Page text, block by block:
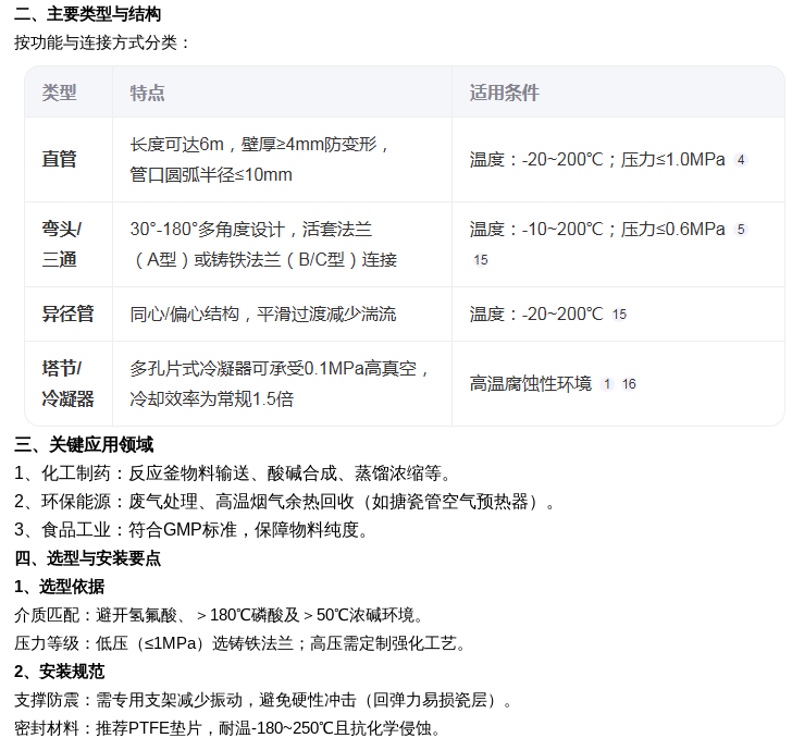
二、主要类型与结构
按功能与连接方式分类：
三、关键应用领域
1、化工制药‌：反应釜物料输送、酸碱合成、蒸馏浓缩等‌。
2、环保能源‌：废气处理、高温烟气余热回收（如搪瓷管空气预热器）‌。
3‌、食品工业‌：符合GMP标准，保障物料纯度‌。
四、选型与安装要点
1、选型依据‌
介质匹配‌：避开氢氟酸、＞180℃磷酸及＞50℃浓碱环境‌。
压力等级‌：低压（≤1MPa）选铸铁法兰；高压需定制强化工艺‌。
2、安装规范‌
支撑防震‌：需专用支架减少振动，避免硬性冲击（回弹力易损瓷层）‌。
密封材料‌：推荐PTFE垫片，耐温-180~250℃且抗化学侵蚀‌。